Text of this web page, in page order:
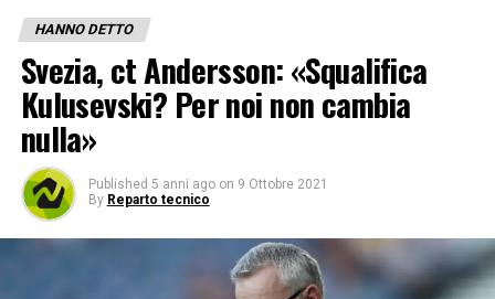
HANNO DETTO
Svezia, ct Andersson: «Squalifica
Kulusevski? Per noi non cambia
nulla»
Published 5 anni ago on 9 Ottobre 2021
By Reparto tecnico